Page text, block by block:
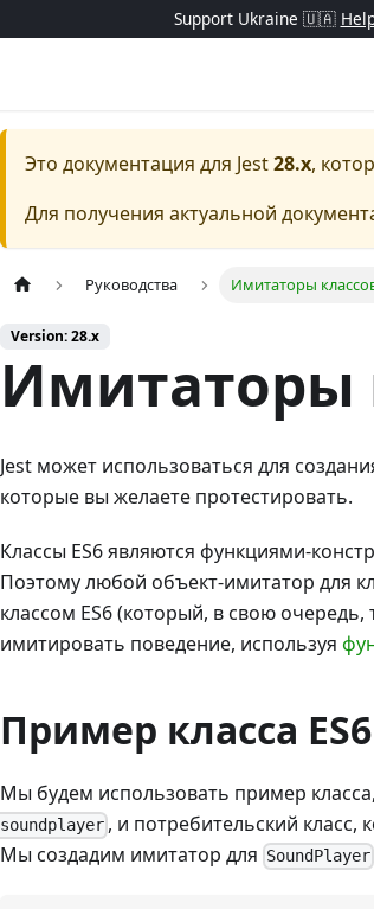
Support Ukraine 🇺🇦
Это документация для Jest28.x,
Для получения актуальной
Руководства Имитаторы
Version: 28.x
Имитаторы
Jest может использоваться для
которые вы желаете протестировать.
Классы ES6 являются функциями-
Поэтому любой объект-имитатор для
классом ES6 (который, в свою
имитировать поведение, используя
Пример класса ES6
Мы будем использовать пример
soundplayer , и потребительский класс,
Мы создадим имитатор для SoundPlayer